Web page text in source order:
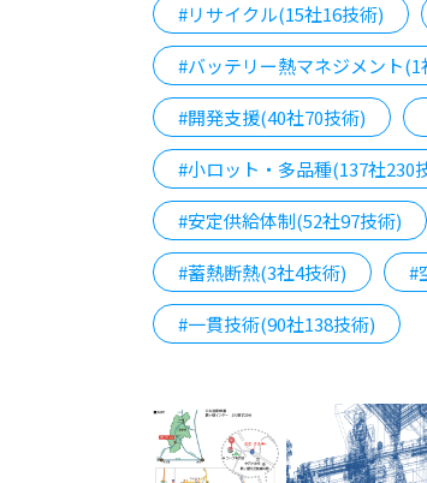
#リサイクル(15社16技術)
#バッテリー熱マネジメント(1
#開発支援(40社70技術)
#小ロット・多品種(137社230
#安定供給体制(52社97技術)
#蓄熱断熱(3社4技術) #
#一貫技術(90社138技術)